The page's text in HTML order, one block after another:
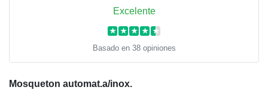
Excelente
★ ★ ★ ★ ★
Basado en 38 opiniones
Mosqueton automat.a/inox.